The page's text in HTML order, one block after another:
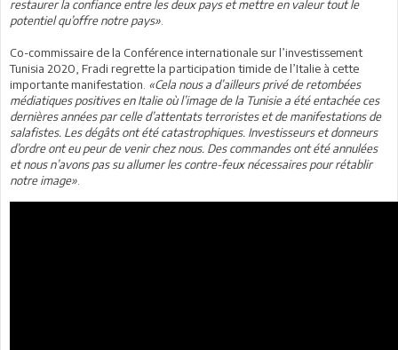
restaurer la confiance entre les deux pays et mettre en valeur tout le
potentiel qu’offre notre pays»
Co-commissaire de la Conférence internationale sur l’investissement
Tunisia 2020, Fradi regrette la participation timide de l’Italie à cette
importante manifestation. «Cela nous a d’ailleurs privé de retombées
médiatiques positives en Italie où l’image de la Tunisie a été entachée ces
dernières années par celle d’attentats terroristes et de manifestations de
salafistes. Les dégâts ont été catastrophiques. Investisseurs et donneurs
d’ordre ont eu peur de venir chez nous. Des commandes ont été annulées
et nous n’avons pas su allumer les contre-feux nécessaires pour rétablir
notre image»